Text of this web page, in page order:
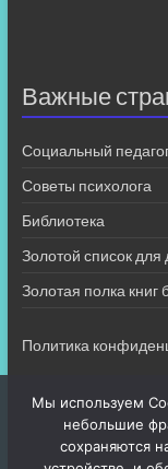
Важные
Социальный
Советы психолога
Библиотека
Золотой список для
Золотая полка книг
Политика
Мы используем
небольшие
сохраняются